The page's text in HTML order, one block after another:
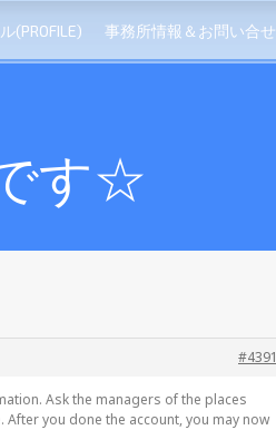
(PROFILE) 事務所情報＆お問い合せ
す☆
#4391
Ask the managers of the places
you done the account, you may now